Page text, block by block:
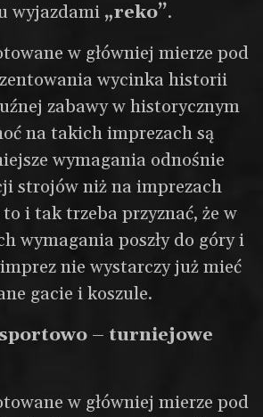
wyjazdami „reko”.
w główniej mierze pod
wycinka historii
zabawy w historycznym
na takich imprezach są
wymagania odnośnie
strojów niż na imprezach
to i tak trzeba przyznać, że w
wymagania poszły do góry i
nie wystarczy już mieć
gacie i koszule.
– turniejowe
w główniej mierze pod